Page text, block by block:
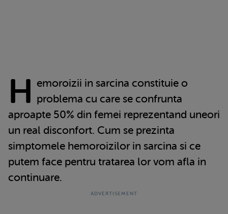
H emoroizii in sarcina constituie o
problema cu care se confrunta
aproapte 50% din femei reprezentand uneori
un real disconfort. Cum se prezinta
simptomele hemoroizilor in sarcina si ce
putem face pentru tratarea lor vom afla in
continuare.